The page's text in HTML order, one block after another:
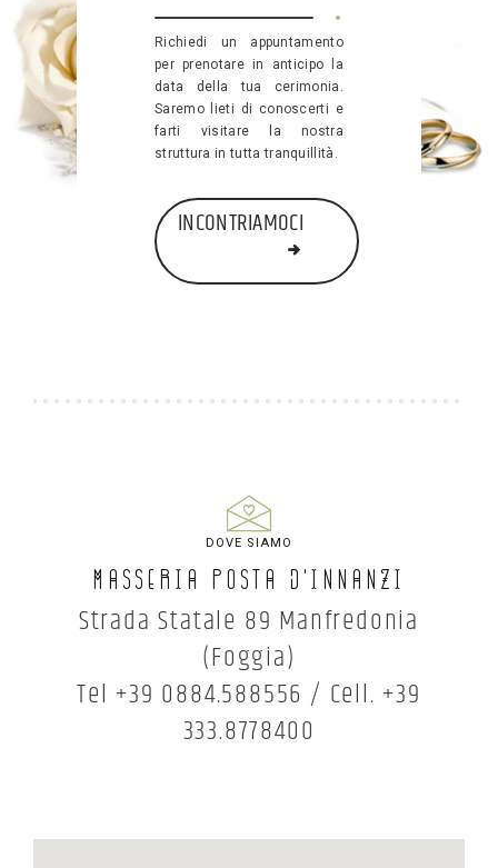
Richiedi un appuntamento
per prenotare in anticipo la
data della tua cerimonia.
Saremo lieti di conoscerti e
farti visitare la nostra
struttura in tutta tranquillità.
INCONTRIAMOCI
DOVE SIAMO
Masseria Posta D'Innanzi
Strada Statale 89 Manfredonia
(Foggia)
Tel +39 0884.588556 / Cell. +39
333.8778400